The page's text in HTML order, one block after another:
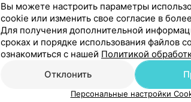
Вы можете настроить параметры
cookie или изменить свое согласие в
Для получения дополнительной
сроках и порядке использования файлов
ознакомиться с нашей Политикой
Отклонить
Персональные настройки